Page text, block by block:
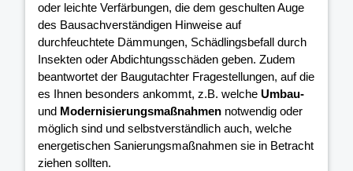
oder leichte Verfärbungen, die dem geschulten Auge
des Bausachverständigen Hinweise auf
durchfeuchtete Dämmungen, Schädlingsbefall durch
Insekten oder Abdichtungsschäden geben. Zudem
beantwortet der Baugutachter Fragestellungen, auf die
es Ihnen besonders ankommt, z.B. welche Umbau-
und Modernisierungsmaßnahmen notwendig oder
möglich sind und selbstverständlich auch, welche
energetischen Sanierungsmaßnahmen sie in Betracht
ziehen sollten.